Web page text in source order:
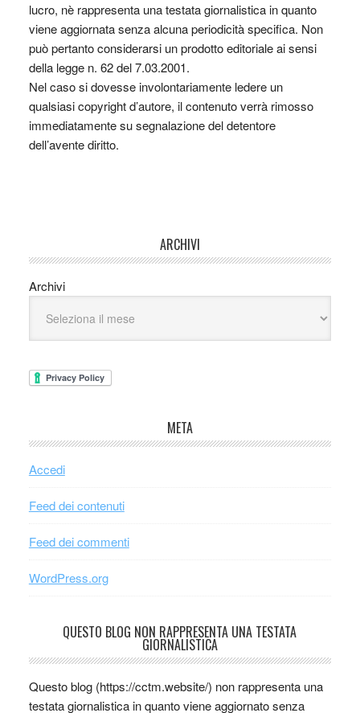
lucro, nè rappresenta una testata giornalistica in quanto
viene aggiornata senza alcuna periodicità specifica. Non
può pertanto considerarsi un prodotto editoriale ai sensi
della legge n. 62 del 7.03.2001.
Nel caso si dovesse involontariamente ledere un
qualsiasi copyright d’autore, il contenuto verrà rimosso
immediatamente su segnalazione del detentore
dell’avente diritto.
ARCHIVI
Archivi
META
Accedi
Feed dei contenuti
Feed dei commenti
WordPress.org
QUESTO BLOG NON RAPPRESENTA UNA TESTATA
GIORNALISTICA
Questo blog (https://cctm.website/) non rappresenta una
testata giornalistica in quanto viene aggiornato senza